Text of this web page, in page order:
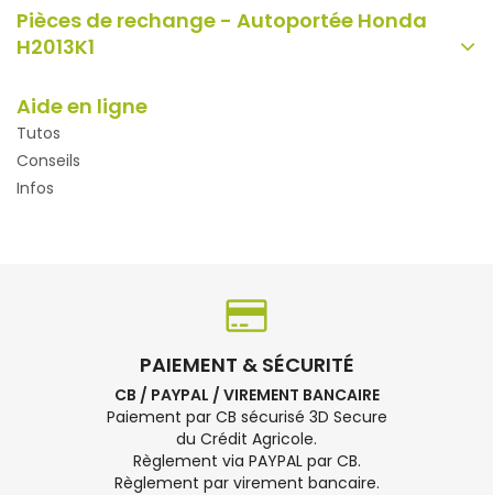
Pièces de rechange - Autoportée Honda
H2013K1
Aide en ligne
Tutos
Conseils
Infos
PAIEMENT & SÉCURITÉ
CB / PAYPAL / VIREMENT BANCAIRE
Paiement par CB sécurisé 3D Secure
du Crédit Agricole.
Règlement via PAYPAL par CB.
Règlement par virement bancaire.